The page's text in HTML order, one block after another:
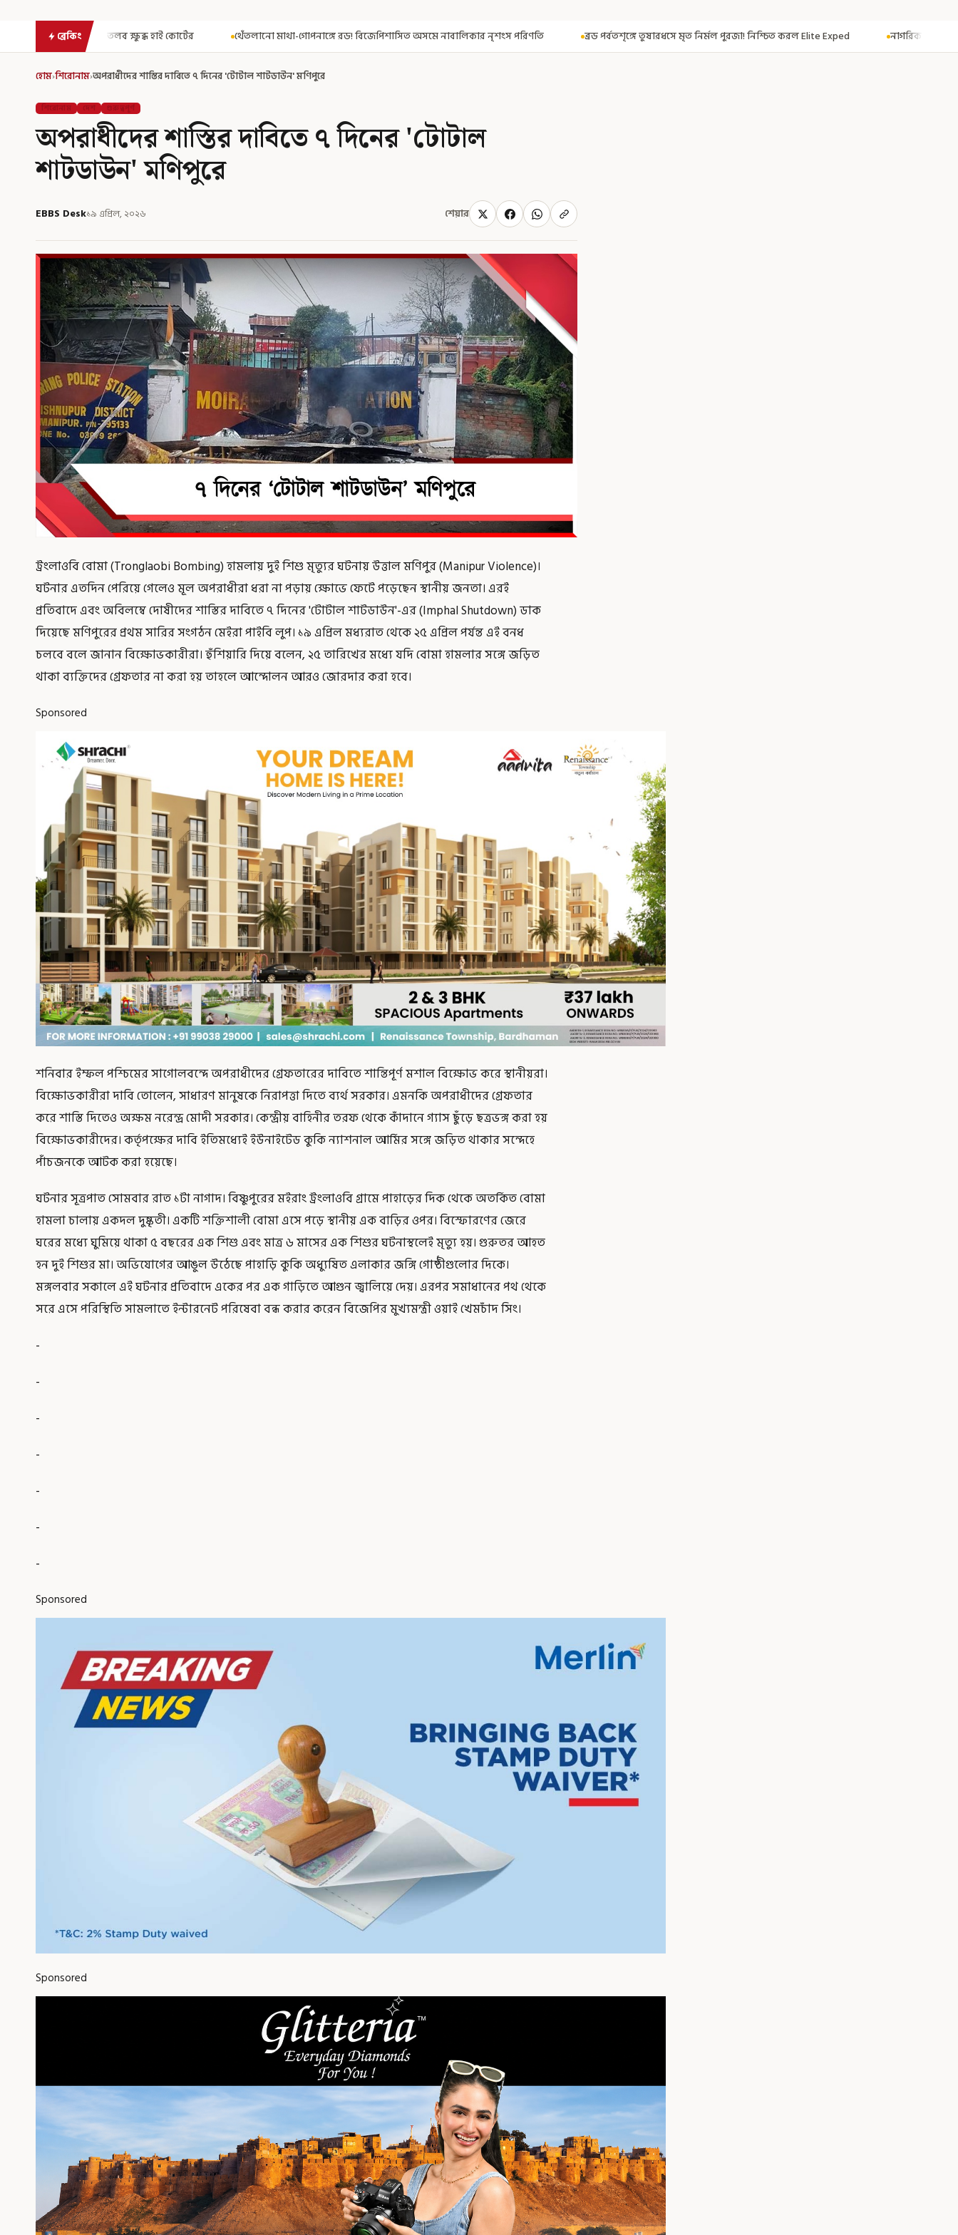
ব্রেকিং
হাই কোর্টের থেঁতলানো মাথা-গোপনাঙ্গে রড! বিজেপিশাসিত অসমে নাবালিকার নৃশংস পরিণতি ব্রড পর্বতশৃঙ্গে তুষারধসে মৃত নির্মল পুরজা! নিশ্চিত করল Elite Exped নাগরিকত্ব দিতেই CAA! ৩০০ মতুয়াকে নাগরিকত্বের
হোম›শিরোনাম›অপরাধীদের শাস্তির দাবিতে ৭ দিনের 'টোটাল শাটডাউন' মণিপুরে
শিরোনাম দেশ গুরুত্বপূর্ণ
অপরাধীদের শাস্তির দাবিতে ৭ দিনের 'টোটাল
শাটডাউন' মণিপুরে
EBBS Desk১৯ এপ্রিল, ২০২৬ শেয়ার
ট্রংলাওবি বোমা (Tronglaobi Bombing) হামলায় দুই শিশু মৃত্যুর ঘটনায় উত্তাল মণিপুর (Manipur Violence)।
ঘটনার এতদিন পেরিয়ে গেলেও মূল অপরাধীরা ধরা না পড়ায় ক্ষোভে ফেটে পড়েছেন স্থানীয় জনতা। এরই
প্রতিবাদে এবং অবিলম্বে দোষীদের শাস্তির দাবিতে ৭ দিনের 'টোটাল শাটডাউন'-এর (Imphal Shutdown) ডাক
দিয়েছে মণিপুরের প্রথম সারির সংগঠন মেইরা পাইবি লুপ। ১৯ এপ্রিল মধ্যরাত থেকে ২৫ এপ্রিল পর্যন্ত এই বনধ
চলবে বলে জানান বিক্ষোভকারীরা। হুঁশিয়ারি দিয়ে বলেন, ২৫ তারিখের মধ্যে যদি বোমা হামলার সঙ্গে জড়িত
থাকা ব্যক্তিদের গ্রেফতার না করা হয় তাহলে আন্দোলন আরও জোরদার করা হবে।
Sponsored
শনিবার ইম্ফল পশ্চিমের সাগোলবন্দে অপরাধীদের গ্রেফতারের দাবিতে শান্তিপূর্ণ মশাল বিক্ষোভ করে স্থানীয়রা।
বিক্ষোভকারীরা দাবি তোলেন, সাধারণ মানুষকে নিরাপত্তা দিতে ব্যর্থ সরকার। এমনকি অপরাধীদের গ্রেফতার
করে শাস্তি দিতেও অক্ষম নরেন্দ্র মোদী সরকার। কেন্দ্রীয় বাহিনীর তরফ থেকে কাঁদানে গ্যাস ছুঁড়ে ছত্রভঙ্গ করা হয়
বিক্ষোভকারীদের। কর্তৃপক্ষের দাবি ইতিমধ্যেই ইউনাইটেড কুকি ন্যাশনাল আর্মির সঙ্গে জড়িত থাকার সন্দেহে
পাঁচজনকে আটক করা হয়েছে।
ঘটনার সূত্রপাত সোমবার রাত ১টা নাগাদ। বিষ্ণুপুরের মইরাং ট্রংলাওবি গ্রামে পাহাড়ের দিক থেকে অতর্কিত বোমা
হামলা চালায় একদল দুষ্কৃতী। একটি শক্তিশালী বোমা এসে পড়ে স্থানীয় এক বাড়ির ওপর। বিস্ফোরণের জেরে
ঘরের মধ্যে ঘুমিয়ে থাকা ৫ বছরের এক শিশু এবং মাত্র ৬ মাসের এক শিশুর ঘটনাস্থলেই মৃত্যু হয়। গুরুতর আহত
হন দুই শিশুর মা। অভিযোগের আঙুল উঠেছে পাহাড়ি কুকি অধ্যুষিত এলাকার জঙ্গি গোষ্ঠীগুলোর দিকে।
মঙ্গলবার সকালে এই ঘটনার প্রতিবাদে একের পর এক গাড়িতে আগুন জ্বালিয়ে দেয়। এরপর সমাধানের পথ থেকে
সরে এসে পরিস্থিতি সামলাতে ইন্টারনেট পরিষেবা বন্ধ করার করেন বিজেপির মুখ্যমন্ত্রী ওয়াই খেমচাঁদ সিং।
-
-
-
-
-
-
-
Sponsored
Sponsored